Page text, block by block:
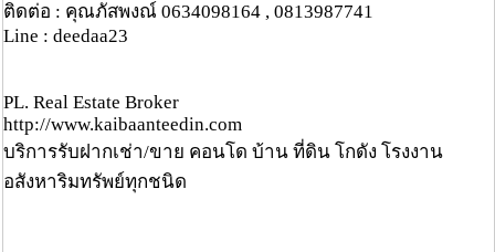
ติดต่อ : คุณภัสพงณ์ 0634098164 , 0813987741
Line : deedaa23
PL. Real Estate Broker
http://www.kaibaanteedin.com
บริการรับฝากเช่า/ขาย คอนโด บ้าน ที่ดิน โกดัง โรงงาน
อสังหาริมทรัพย์ทุกชนิด